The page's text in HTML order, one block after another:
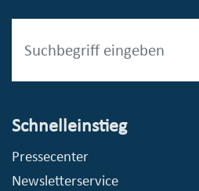
Schnelleinstieg
Pressecenter
Newsletterservice